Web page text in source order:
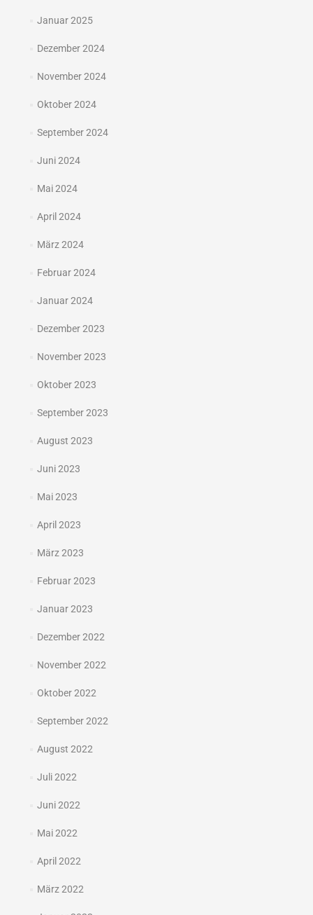
Januar 2025
Dezember 2024
November 2024
Oktober 2024
September 2024
Juni 2024
Mai 2024
April 2024
März 2024
Februar 2024
Januar 2024
Dezember 2023
November 2023
Oktober 2023
September 2023
August 2023
Juni 2023
Mai 2023
April 2023
März 2023
Februar 2023
Januar 2023
Dezember 2022
November 2022
Oktober 2022
September 2022
August 2022
Juli 2022
Juni 2022
Mai 2022
April 2022
März 2022